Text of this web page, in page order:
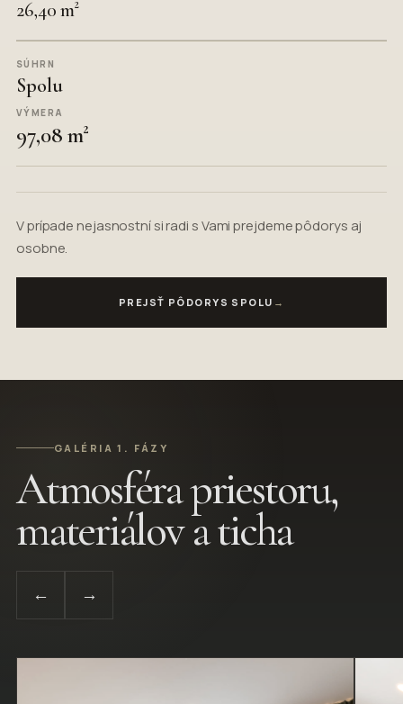
26,40 m²
Spolu
97,08 m²
V prípade nejasnostní si radi s Vami prejdeme pôdorys aj
osobne.
PREJSŤ PÔDORYS SPOLU →
GALÉRIA 1. FÁZY
Atmosféra priestoru,
materiálov a ticha
← →